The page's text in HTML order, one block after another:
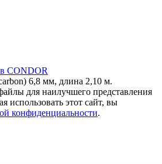
CONDOR
6,8 мм, длина 2,10 м.
для наилучшего представления
использовать этот сайт, вы
конфиденциальности.